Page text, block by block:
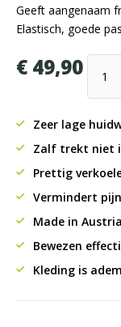
Geeft aangenaam
Elastisch, goede
€ 49,90
Zeer lage
Zalf trekt niet
Prettig
Vermindert
Made in
Bewezen
Kleding is